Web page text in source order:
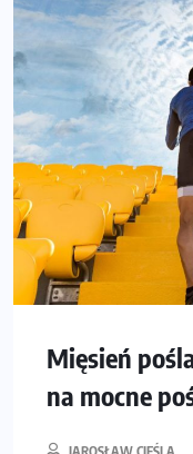
Mięsień
na mocne